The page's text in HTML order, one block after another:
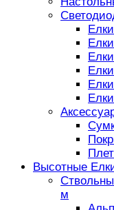
Высотные
м